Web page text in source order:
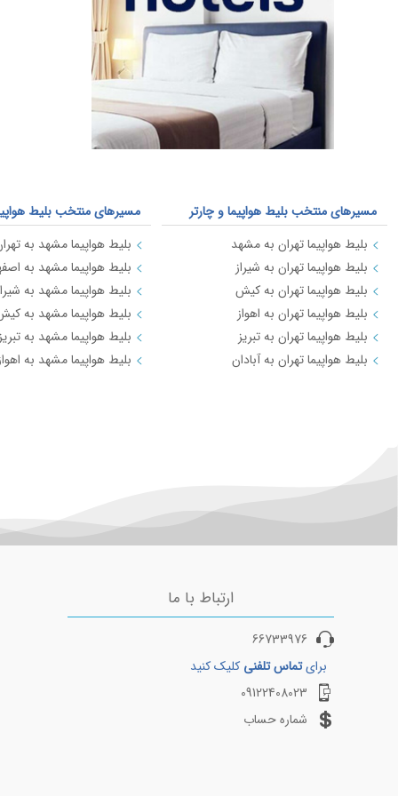
قیمت از طریق فراهم شده است.
مسیرهای منتخب بلیط هواپیما و چارتر
بلیط هواپیما تهران به مشهد
بلیط هواپیما تهران به شیراز
بلیط هواپیما تهران به کیش
بلیط هواپیما تهران به اهواز
بلیط هواپیما تهران به تبریز
بلیط هواپیما تهران به آبادان
مسیرهای منتخب بلیط
بلیط هواپیما مشهد به
بلیط هواپیما مشهد به
بلیط هواپیما مشهد به
بلیط هواپیما مشهد به
بلیط هواپیما مشهد به تبریز
بلیط هواپیما مشهد به
ارتباط با ما
66733976
برایتماس تلفنی کلیک کنید
09122408023
شماره حساب